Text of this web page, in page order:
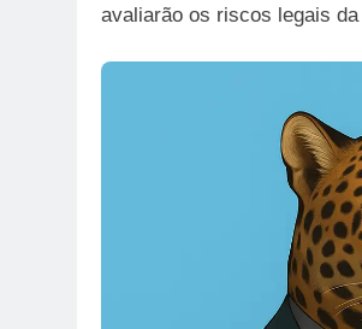
avaliarão os riscos legais